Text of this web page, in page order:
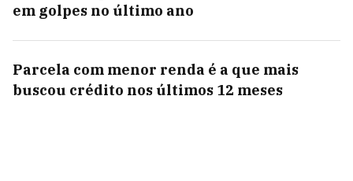
em golpes no último ano
Parcela com menor renda é a que mais
buscou crédito nos últimos 12 meses